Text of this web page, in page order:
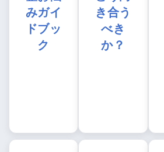
みガイ
ドブッ
ク
き合う
べき
か？